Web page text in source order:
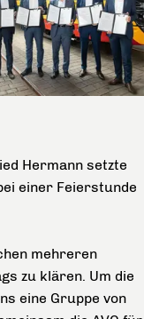
Hermann setzte
einer Feierstunde
mehreren
zu klären. Um die
eine Gruppe von